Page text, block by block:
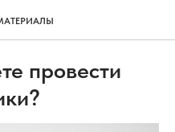
провести